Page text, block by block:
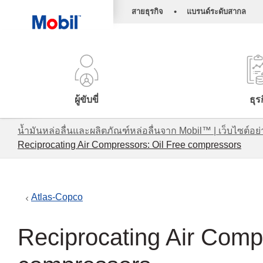
สายธุรกิจ • แบรนด์ระดับสากล
ผู้ขับขี่ ธุร
น้ำมันหล่อลื่นและผลิตภัณฑ์หล่อลื่นจาก Mobil™ | เว็บไซต์อย่
Reciprocating Air Compressors: Oil Free compressors
Atlas-Copco
Reciprocating Air